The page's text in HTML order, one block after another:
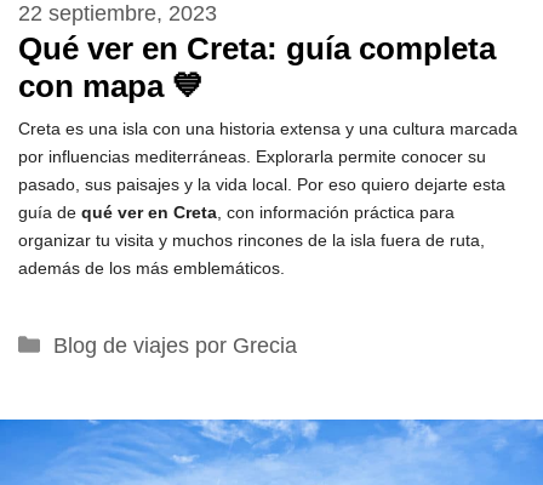
Qué ver en Creta: guía completa
con mapa 💙
22 septiembre, 2023
Creta es una isla con una historia extensa y una cultura marcada
por influencias mediterráneas. Explorarla permite conocer su
pasado, sus paisajes y la vida local. Por eso quiero dejarte esta
guía de qué ver en Creta , con información práctica para
organizar tu visita y muchos rincones de la isla fuera de ruta,
además de los más emblemáticos.
Categorías
Blog de viajes por Grecia